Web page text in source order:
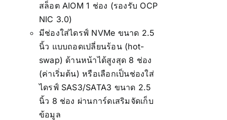
สล็อต AIOM 1 ช่อง (รองรับ OCP
NIC 3.0)
มีช่องใส่ไดรฟ์ NVMe ขนาด 2.5
นิ้ว แบบถอดเปลี่ยนร้อน (hot-
swap) ด้านหน้าได้สูงสุด 8 ช่อง
(ค่าเริ่มต้น) หรือเลือกเป็นช่องใส่
ไดรฟ์ SAS3/SATA3 ขนาด 2.5
นิ้ว 8 ช่อง ผ่านการ์ดเสริมจัดเก็บ
ข้อมูล